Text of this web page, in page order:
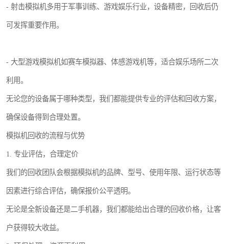
- 射击模拟机多用于军事训练、游戏娱乐行业，设备精密，回收后仍
可发挥重要作用。
- 大型游戏模拟机如赛车模拟器、体感游戏机等，适合娱乐场所二次
利用。
无论您的设备属于哪种类型，我们都能提供专业的评估和回收方案，
确保设备得到合理处置。
模拟机回收的流程与优势
1. 专业评估，合理定价
我们的回收团队会根据模拟机的品牌、型号、使用年限、运行状态等
因素进行综合评估，确保报价公平透明。
无论是全新设备还是二手机器，我们都能给出合理的回收价格，让客
户获得较大收益。